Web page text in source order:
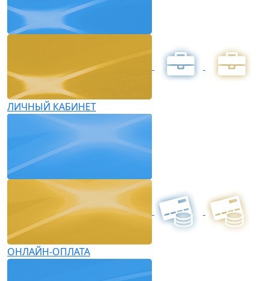
ЛИЧНЫЙ КАБИНЕТ
ОНЛАЙН-ОПЛАТА